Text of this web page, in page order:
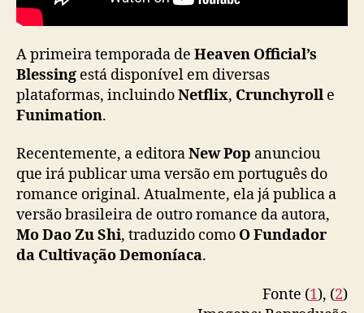
o
d
a
l
m
e
n
A primeira temporada de Heaven Official’s
Blessing está disponível em diversas
plataformas, incluindoNetflix, Crunchyroll e
Funimation.
Recentemente, a editoraNew Pop anunciou
que irá publicar uma versão em português do
romance original. Atualmente, ela já publica a
versão brasileira de outro romance da autora,
Mo Dao Zu Shi, traduzido como O Fundador
da Cultivação Demoníaca.
Fonte (1), (2)